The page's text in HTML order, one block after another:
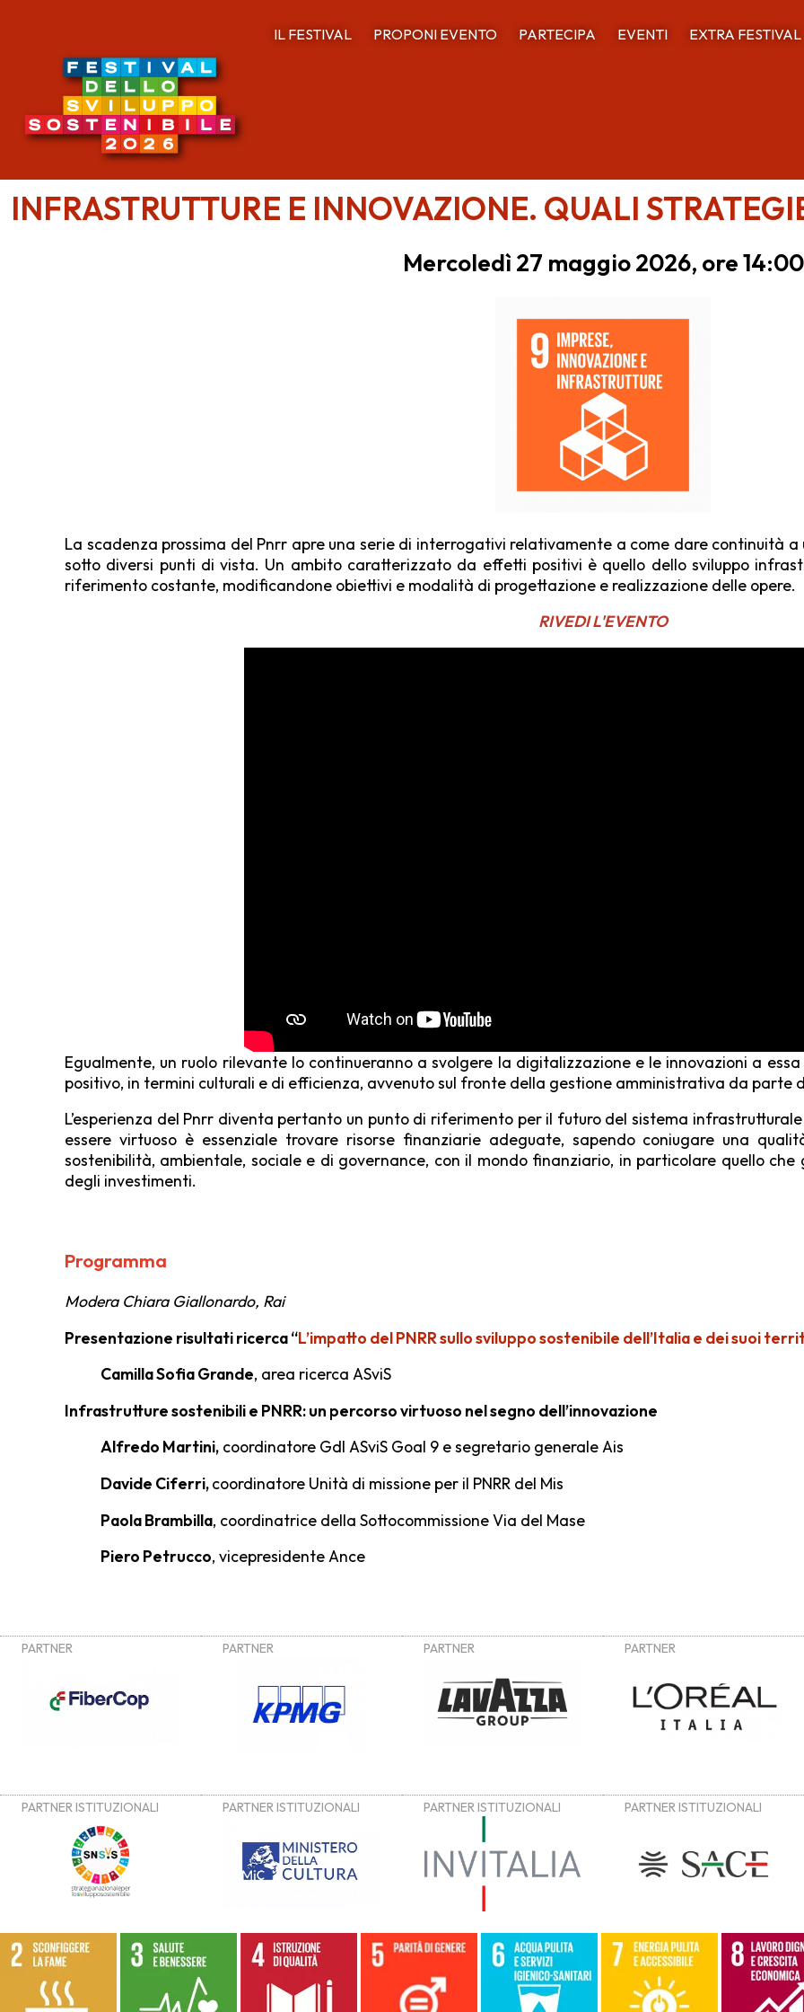
IL FESTIVAL PROPONI EVENTO PARTECIPA EVENTI EXTRA FESTIVAL
INFRASTRUTTURE E INNOVAZIONE. QUALI
Mercoledì 27 maggio 2026, ore 14:00
La scadenza prossima del Pnrr apre una serie di interrogativi relativa­mente a come dare continuità
sotto diversi punti di vista. Un ambito caratterizzato da effetti positivi è quello dello sviluppo
riferimento costante, modificandone obiettivi e modalità di progettazione e realizzazione delle opere.
RIVEDI L'EVENTO
Egualmente, un ruolo rilevante lo continueranno a svolgere la digitalizza­zione e le innovazioni a
positivo, in termini culturali e di effi­cienza, avvenuto sul fronte della gestione amministrativa da parte
L’esperienza del Pnrr diventa pertanto un punto di riferimento per il fu­turo del sistema
essere virtuoso è essenziale trovare risorse finanziarie adeguate, sapendo coniugare una
sostenibilità, ambientale, sociale e di governance, con il mondo finanzia­rio, in particolare quello
degli investimenti.
Programma
Modera Chiara Giallonardo, Rai
Presentazione risultati ricerca “L’impatto del PNRR sullo sviluppo sostenibile dell’Italia e dei suoi
Camilla Sofia Grande, area ricerca ASviS
Infrastrutture sostenibili e PNRR: un percorso virtuoso nel segno dell’innovazione
Alfredo Martini, coordinatore Gdl ASviS Goal 9 e segretario generale Ais
Davide Ciferri,coordinatore Unità di missione per il PNRR del Mis
Paola Brambilla, coordinatrice della Sottocommissione Via del Mase
Piero Petrucco, vicepresidente Ance